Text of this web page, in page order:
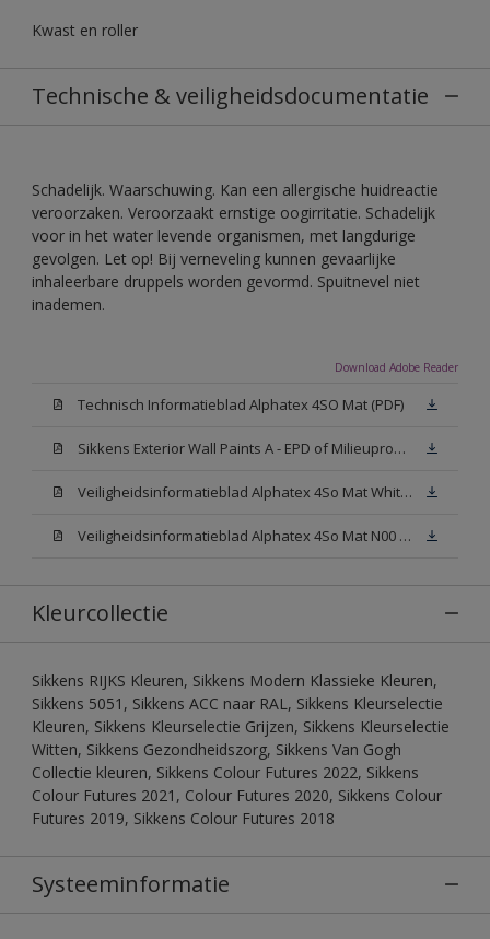
Kwast en roller
Technische & veiligheidsdocumentatie
Schadelijk. Waarschuwing. Kan een allergische huidreactie
veroorzaken. Veroorzaakt ernstige oogirritatie. Schadelijk
voor in het water levende organismen, met langdurige
gevolgen. Let op! Bij verneveling kunnen gevaarlijke
inhaleerbare druppels worden gevormd. Spuitnevel niet
inademen.
Download Adobe Reader
Technisch Informatieblad Alphatex 4SO Mat (PDF)
Sikkens Exterior Wall Paints A - EPD of Milieuproductverklaring
Veiligheidsinformatieblad Alphatex 4So Mat White W05 (MSDS)
Veiligheidsinformatieblad Alphatex 4So Mat N00 (MSDS)
Kleurcollectie
Sikkens RIJKS Kleuren, Sikkens Modern Klassieke Kleuren,
Sikkens 5051, Sikkens ACC naar RAL, Sikkens Kleurselectie
Kleuren, Sikkens Kleurselectie Grijzen, Sikkens Kleurselectie
Witten, Sikkens Gezondheidszorg, Sikkens Van Gogh
Collectie kleuren, Sikkens Colour Futures 2022, Sikkens
Colour Futures 2021, Colour Futures 2020, Sikkens Colour
Futures 2019, Sikkens Colour Futures 2018
Systeeminformatie